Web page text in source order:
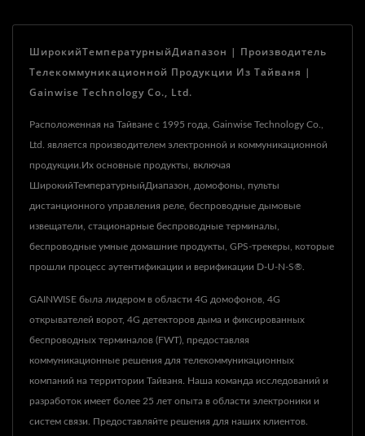
ШирокийТемпературныйДиапазон | Производитель
Телекоммуникационной Продукции Из Тайваня |
Gainwise Technology Co., Ltd.
Расположенная на Тайване с 1995 года, Gainwise Technology Co.,
Ltd. является производителем электронной и коммуникационной
продукции.Их основные продукты, включая
ШирокийТемпературныйДиапазон, домофоны, пульты
дистанционного управления реле, беспроводные дымовые
извещатели, стационарные беспроводные терминалы,
беспроводные умные домашние продукты, GPS-трекеры, которые
прошли процесс аутентификации и верификации D-U-N-S®.
GAINWISE была лидером в области 4G домофонов, 4G
открывателей ворот, 4G детекторов дыма и фиксированных
беспроводных терминалов (FWT), предоставляя
коммуникационные решения для телекоммуникационных
компаний на территории Тайваня. Наша команда исследований и
разработок имеет более 25 лет опыта в области электроники и
систем связи. Предоставляйте решения для наших клиентов.